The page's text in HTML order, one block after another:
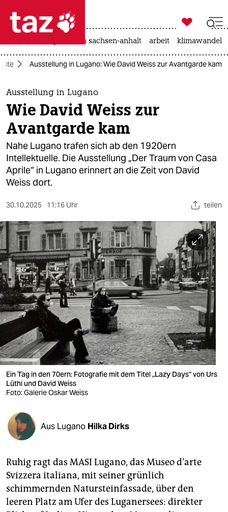
 taz zahl ich
taz zahl ich
themen
politik
öko
gesellschaft
kultur
sport
berlin
nord
wahrheit
verlag
verlag
veranstaltungen
shop
fragen & hilfe
unterstützen
abo
genossenschaft
epaper login

taz zahl ich
landtagswahl in sachsen-anhalt arbeit klimawandel
Ausstellung in Lugano: Wie David Weiss zur Avantgarde kam
Ausstellung in Lugano
Wie David Weiss zur
Avantgarde kam
Nahe Lugano trafen sich ab den 1920ern
Intellektuelle. Die Ausstellung „Der Traum von Casa
Aprile“ in Lugano erinnert an die Zeit von David
Weiss dort.
30.10.2025 11:16 Uhr teilen
Ein Tag in den 70ern: Fotografie mit dem Titel „Lazy Days“ von Urs
Lüthi und David Weiss
Foto: Galerie Oskar Weiss
Aus Lugano Hilka Dirks
Ruhig ragt das MASI Lugano, das Museo d’arte
Svizzera italiana, mit seiner grünlich
schimmernden Natursteinfassade, über den
leeren Platz am Ufer des Luganersees: direkter